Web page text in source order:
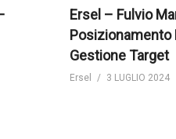
Ersel – Fulvio
Posizionamento
Gestione Target
Ersel 3 LUGLIO 2024